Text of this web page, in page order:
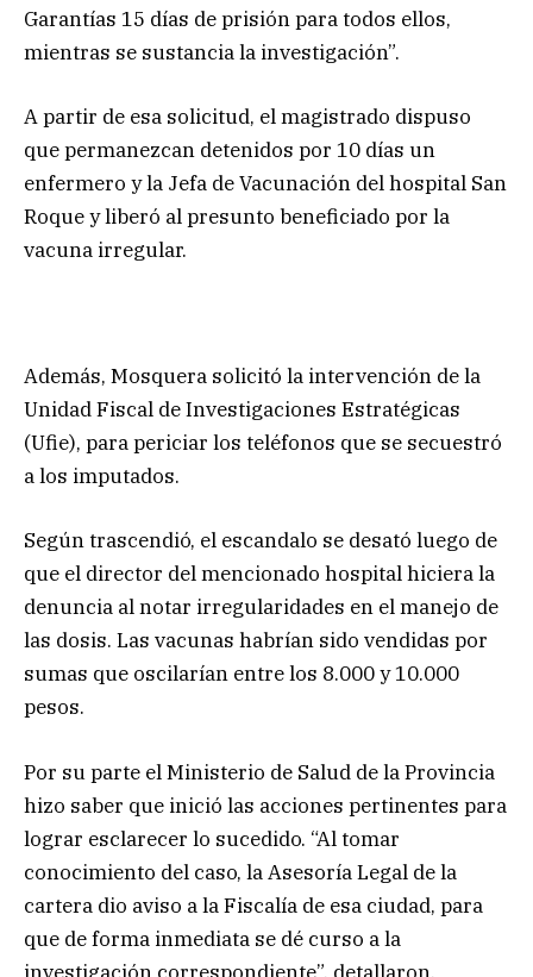
Garantías 15 días de prisión para todos ellos,
mientras se sustancia la investigación”.
A partir de esa solicitud, el magistrado dispuso
que permanezcan detenidos por 10 días un
enfermero y la Jefa de Vacunación del hospital San
Roque y liberó al presunto beneficiado por la
vacuna irregular.
Además, Mosquera solicitó la intervención de la
Unidad Fiscal de Investigaciones Estratégicas
(Ufie), para periciar los teléfonos que se secuestró
a los imputados.
Según trascendió, el escandalo se desató luego de
que el director del mencionado hospital hiciera la
denuncia al notar irregularidades en el manejo de
las dosis. Las vacunas habrían sido vendidas por
sumas que oscilarían entre los 8.000 y 10.000
pesos.
Por su parte el Ministerio de Salud de la Provincia
hizo saber que inició las acciones pertinentes para
lograr esclarecer lo sucedido. “Al tomar
conocimiento del caso, la Asesoría Legal de la
cartera dio aviso a la Fiscalía de esa ciudad, para
que de forma inmediata se dé curso a la
investigación correspondiente”, detallaron.